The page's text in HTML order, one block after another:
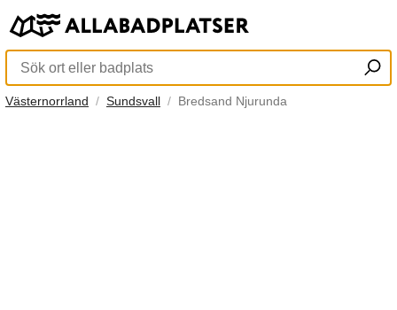
Västernorrland Sundsvall Bredsand Njurunda